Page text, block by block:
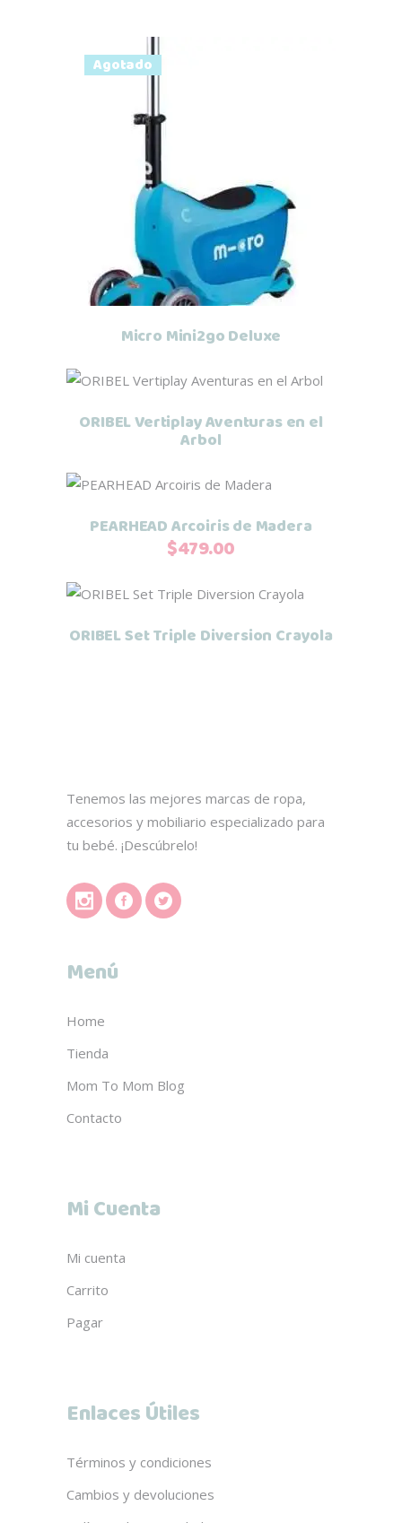
Agotado
Micro Mini2go Deluxe
Leer más
ORIBEL Vertiplay Aventuras en el
Arbol
PEARHEAD Arcoiris de Madera
$479.00
Leer más
ORIBEL Set Triple Diversion Crayola
Tenemos las mejores marcas de ropa,
accesorios y mobiliario especializado para
tu bebé. ¡Descúbrelo!
Menú
Home
Tienda
Mom To Mom Blog
Contacto
Mi Cuenta
Mi cuenta
Carrito
Pagar
Enlaces Útiles
Términos y condiciones
Cambios y devoluciones